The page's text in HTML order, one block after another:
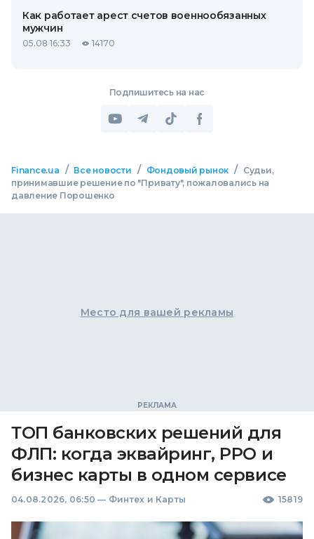
Как работает арест счетов военнообязанных
мужчин
05.08 16:33 14170
Подпишитесь на нас
Finance.ua / Все новости / Фондовый рынок /
Судьи,
принимавшие решение по "Привату", пожаловались на
давление Порошенко
Место для вашей рекламы
ТОП банковских решений для
ФЛП: когда эквайринг, РРО и
бизнес карты в одном сервисе
04.08.2026, 06:50 — Финтех и Карты 15819